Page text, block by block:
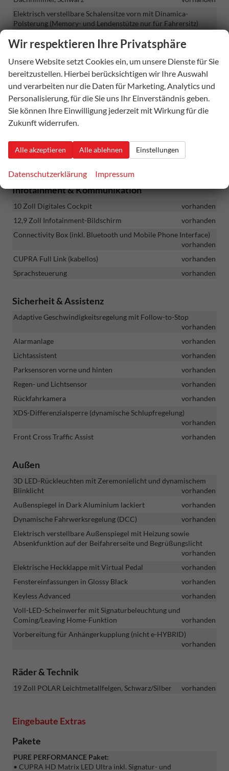
Elektrisch verstellbare Schalensitze vorn mit Dinamica-
Polsterung (Memory- und Lendenstütze nur für Fahrersitz)
Fahrerprofilwahl
vorhanden
Getönte Scheiben
vorhanden
Innenspiegel mit automatischer Abblendfunktion
vorhanden
LED-Beleuchtung im Kofferraum
vorhanden
Leseleuchten (2 vorne und 2 hinten)
vorhanden
Sitzheizung (Vordersitze)
Sonnenblenden mit Licht und Spiegel
Infotainment & Kommunikation
10 Zoll Digitales Cockpit
vorhanden
12,9 Zoll Infotainment-Bildschirm
vorhanden
Connectivity Box (inkl. Bluetooth und Mobile Phone Interface)
vorhanden
CUPRA Full Link (kabellos)
vorhanden
Sprachsteuerung
vorhanden
Sicherheit & Assistenz
Adaptive Geschwindigkeitsregelung mit Follow-to-Stop
vorhanden
Alarmanlage
vorhanden
Lichtassistent
vorhanden
Parksensoren vorne und hinten
vorhanden
Regen- und Lichtsensor
vorhanden
Rückfahrkamera
vorhanden
XDS-Differenzialsperre (dynamische Schlupfregelung)
vorhanden
Front Cross Traffic Assist
vorhanden
Außen
3D LED-Rückleuchten mit Zeremonielicht und dynamischem
Blinklicht
vorhanden
Außenspiegel in Dark Aluminium lackiert
vorhanden
Dynamische Fahrwerksregelung (DCC)
vorhanden
Elektrisch verstellbare Außenspiegel mit Heizung sowie
Absenkfunktion auf der Beifahrerseite und Begrüßungslicht
vorhanden
Elektrische Heckklappe mit Virtual Pedal
vorhanden
Fenstereinfassungen in Glossy Black
vorhanden
Keyless Advanced
vorhanden
Voll-LED-Scheinwerfer mit Signaturbeleuchtung und
Coming/Leaving Home-Funktion
vorhanden
Vorbereitung für Anhängerkupplung (nicht e-HYBRID)
vorhanden
Räder & Technik
19 Zoll POLAR Leichtmetallfelgen, Schwarz/Silber vorhanden
Eingebaute Extras
Pakete
PURE PERFORMANCE Paket:
• CUPRA HD Matrix LED Ultra inkl. Signatur- und
Wir respektieren Ihre Privatsphäre
Unsere Website setzt Cookies ein, um unsere Dienste für Sie
bereitzustellen. Hierbei berücksichtigen wir Ihre Auswahl
und verarbeiten nur die Daten für Marketing, Analytics und
Personalisierung, für die Sie uns Ihr Einverständnis geben.
Sie können Ihre Einwilligung jederzeit mit Wirkung für die
Zukunft widerrufen.
Alle akzeptieren Alle ablehnen Einstellungen
Datenschutzerklärung Impressum